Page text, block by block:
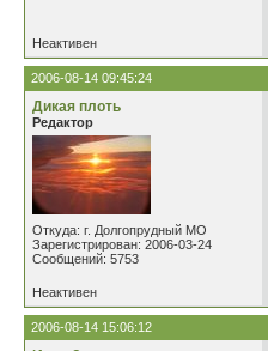
Неактивен
2006-08-14 09:45:24
Дикая плоть
Редактор
Откуда: г. Долгопрудный МО
Зарегистрирован: 2006-03-24
Сообщений: 5753
Неактивен
2006-08-14 15:06:12